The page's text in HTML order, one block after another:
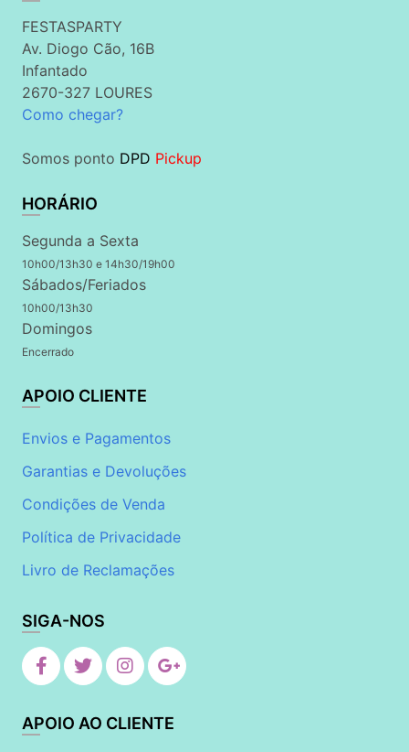
FESTASPARTY
Av. Diogo Cão, 16B
Infantado
2670-327 LOURES
Como chegar?
Somos ponto DPD Pickup
HORÁRIO
Segunda a Sexta
10h00/13h30 e 14h30/19h00
Sábados/Feriados
10h00/13h30
Domingos
Encerrado
APOIO CLIENTE
Envios e Pagamentos
Garantias e Devoluções
Condições de Venda
Política de Privacidade
Livro de Reclamações
SIGA-NOS
APOIO AO CLIENTE